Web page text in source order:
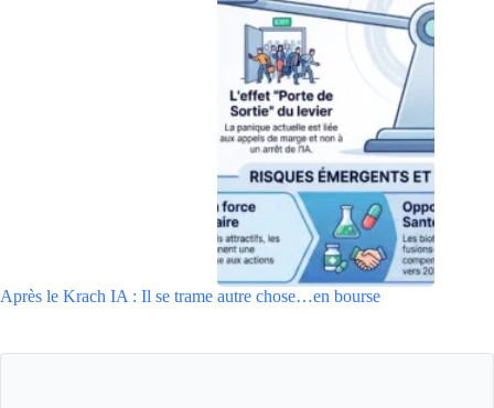
Après le Krach IA : Il se trame autre chose…en bourse